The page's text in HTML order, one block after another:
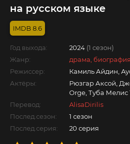
на русском языке
8.6
Год выхода: 2024 (1 сезон)
Жанр:
драма,
Режиссер:
Камиль Айдин,
Актёры:
Рюзгар Аксой,
Orge, Туба
Перевод:
AlisaDirilis
Послед.сезон:
1 сезон
Послед.серия:
20 серия